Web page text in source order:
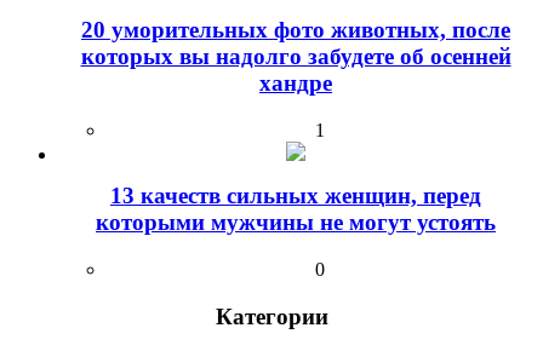
20 уморительных фото животных, после
которых вы надолго забудете об осенней
хандре
1
13 качеств сильных женщин, перед
которыми мужчины не могут устоять
0
Категории